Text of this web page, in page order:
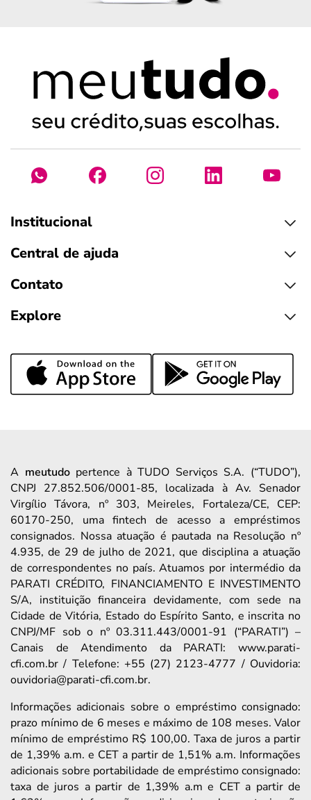
Institucional
Central de ajuda
Contato
Explore
A meutudopertence à TUDO Serviços S.A. (“TUDO”),
CNPJ 27.852.506/0001-85, localizada à Av. Senador
Virgílio Távora, nº 303, Meireles, Fortaleza/CE, CEP:
60170-250, uma fintech de acesso a empréstimos
consignados. Nossa atuação é pautada na Resolução nº
4.935, de 29 de julho de 2021, que disciplina a atuação
de correspondentes no país. Atuamos por intermédio da
PARATI CRÉDITO, FINANCIAMENTO E INVESTIMENTO
S/A, instituição financeira devidamente, com sede na
Cidade de Vitória, Estado do Espírito Santo, e inscrita no
CNPJ/MF sob o nº 03.311.443/0001-91 (“PARATI”) –
Canais de Atendimento da PARATI: www.parati-
cfi.com.br / Telefone: +55 (27) 2123-4777 / Ouvidoria:
ouvidoria@parati-cfi.com.br.
Informações adicionais sobre o empréstimo consignado:
prazo mínimo de 6 meses e máximo de 108 meses. Valor
mínimo de empréstimo R$ 100,00. Taxa de juros a partir
de 1,39% a.m. e CET a partir de 1,51% a.m. Informações
adicionais sobre portabilidade de empréstimo consignado:
taxa de juros a partir de 1,39% a.m e CET a partir de